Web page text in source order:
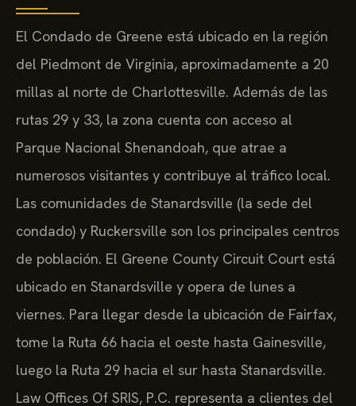
El Condado de Greene está ubicado en la región
del Piedmont de Virginia, aproximadamente a 20
millas al norte de Charlottesville. Además de las
rutas 29 y 33, la zona cuenta con acceso al
Parque Nacional Shenandoah, que atrae a
numerosos visitantes y contribuye al tráfico local.
Las comunidades de Stanardsville (la sede del
condado) y Ruckersville son los principales centros
de población. El Greene County Circuit Court está
ubicado en Stanardsville y opera de lunes a
viernes. Para llegar desde la ubicación de Fairfax,
tome la Ruta 66 hacia el oeste hasta Gainesville,
luego la Ruta 29 hacia el sur hasta Stanardsville.
Law Offices Of SRIS, P.C. representa a clientes del